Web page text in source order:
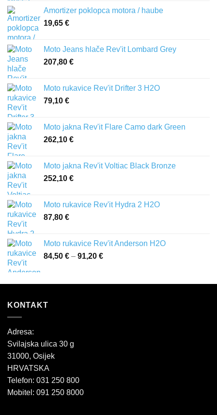
Amortizer poklopca motora / haube
19,65 €
Moto Jeans hlače Rev'it Lombard Grey
207,80 €
Moto rukavice Rev'it Drifter 3 H2O
79,10 €
Moto jakna Rev'it Flare Camo dark Green
262,10 €
Moto jakna Rev'it Voltiac Black Bronze
252,10 €
Moto rukavice Rev'it Hydra 2 H2O
87,80 €
Moto rukavice Rev'it Anderson H2O
84,50 € – 91,20 €
84,50 €
KONTAKT
Adresa:
Svilajska ulica 30 g
31000, Osijek
HRVATSKA
Telefon: 031 250 800
Mobitel: 091 250 8000